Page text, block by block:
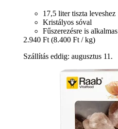
17,5 liter tiszta leveshez
Kristályos sóval
Fűszerezésre is alkalmas
2.940 Ft (8.400 Ft / kg)
Szállítás eddig: augusztus 11.